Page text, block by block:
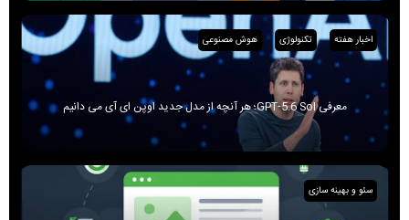
معرفی GPT-5.6 Sol؛ هر آنچه از مدل جدید اوپن ای آی می دانیم
اخبار هفته تکنولوژی هوش مصنوعی
سئو و بهینه سازی